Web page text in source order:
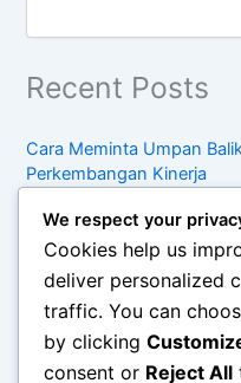
Recent Posts
Cara Meminta Umpan
Perkembangan Kinerja
Strategi Membangun
Menunjukkan Kompetensi
Panduan Meningkatkan
Lingkungan Kerja
Cara Menyusun
Tahun Mendatang
We respect your
Cookies help us
deliver personalized
traffic. You can
by clicking
consent or Reject All